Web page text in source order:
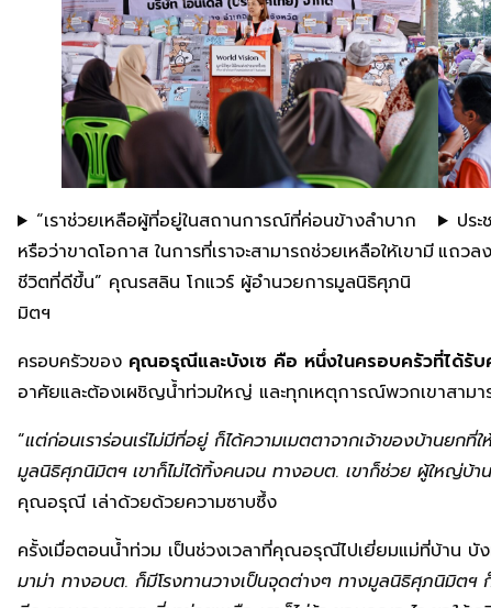
“เราช่วยเหลือผู้ที่อยู่ในสถานการณ์ที่ค่อนข้างลำบาก
หรือว่าขาดโอกาส ในการที่เราจะสามารถช่วยเหลือให้เขามี
ชีวิตที่ดีขึ้น” คุณรสลิน โกแวร์ ผู้อำนวยการมูลนิธิศุภนิ
มิตฯ
ปร
แถวล
ครอบครัวของ คุณอรุณีและบังเซ คือ หนึ่งในครอบครัวที่ได้รับ
อาศัยและต้องเผชิญน้ำท่วมใหญ่ และทุกเหตุการณ์พวกเขาสามา
“แต่ก่อนเราร่อนเร่ไม่มีที่อยู่ ก็ได้ความเมตตาจากเจ้าของบ้านยก
มูลนิธิศุภนิมิตฯ เขาก็ไม่ได้ทิ้งคนจน ทางอบต. เขาก็ช่วย ผู้ใหญ่บ้า
คุณอรุณี เล่าด้วยด้วยความซาบซึ้ง
ครั้งเมื่อตอนน้ำท่วม เป็นช่วงเวลาที่คุณอรุณีไปเยี่ยมแม่ที่บ้าน บัง
มาม่า ทางอบต. ก็มีโรงทานวางเป็นจุดต่างๆ ทางมูลนิธิศุภนิมิตฯ